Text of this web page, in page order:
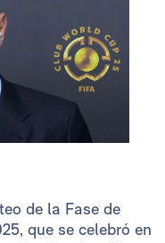
de la Fase de
que se celebró en